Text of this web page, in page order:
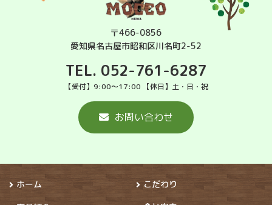
〒466-0856
愛知県名古屋市昭和区川名町2-52
TEL. 052-761-6287
【受付】9:00～17:00 【休日】土・日・祝
お問い合わせ
ホーム
こだわり